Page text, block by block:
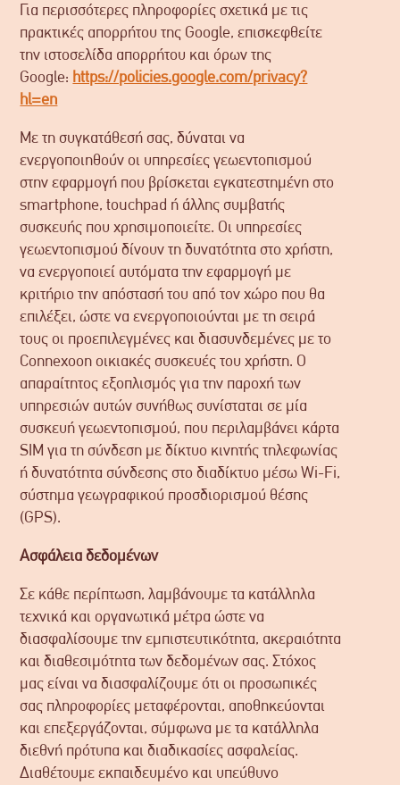
Για περισσότερες πληροφορίες σχετικά με τις
πρακτικές απορρήτου της Google, επισκεφθείτε
την ιστοσελίδα απορρήτου και όρων της
Google: https://policies.google.com/privacy?
hl=en
Με τη συγκατάθεσή σας, δύναται να
ενεργοποιηθούν οι υπηρεσίες γεωεντοπισμού
στην εφαρμογή που βρίσκεται εγκατεστημένη στο
smartphone, touchpad ή άλλης συμβατής
συσκευής που χρησιμοποιείτε. Οι υπηρεσίες
γεωεντοπισμού δίνουν τη δυνατότητα στο χρήστη,
να ενεργοποιεί αυτόματα την εφαρμογή με
κριτήριο την απόστασή του από τον χώρο που θα
επιλέξει, ώστε να ενεργοποιούνται με τη σειρά
τους οι προεπιλεγμένες και διασυνδεμένες με το
Connexoon οικιακές συσκευές του χρήστη. Ο
απαραίτητος εξοπλισμός για την παροχή των
υπηρεσιών αυτών συνήθως συνίσταται σε μία
συσκευή γεωεντοπισμού, που περιλαμβάνει κάρτα
SIM για τη σύνδεση με δίκτυο κινητής τηλεφωνίας
ή δυνατότητα σύνδεσης στο διαδίκτυο μέσω Wi-Fi,
σύστημα γεωγραφικού προσδιορισμού θέσης
(GPS).
Ασφάλεια δεδομένων
Σε κάθε περίπτωση, λαμβάνουμε τα κατάλληλα
τεχνικά και οργανωτικά μέτρα ώστε να
διασφαλίσουμε την εμπιστευτικότητα, ακεραιότητα
και διαθεσιμότητα των δεδομένων σας. Στόχος
μας είναι να διασφαλίζουμε ότι οι προσωπικές
σας πληροφορίες μεταφέρονται, αποθηκεύονται
και επεξεργάζονται, σύμφωνα με τα κατάλληλα
διεθνή πρότυπα και διαδικασίες ασφαλείας.
Διαθέτουμε εκπαιδευμένο και υπεύθυνο